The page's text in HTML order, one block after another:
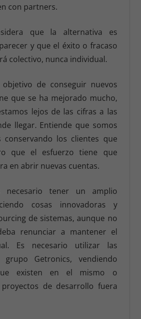
con partners.
que la alternativa es
y que el éxito o fracaso
colectivo, nunca individual.
de conseguir nuevos
que se ha mejorado mucho,
lejos de las cifras a las
llegar. Entiende que somos
conservando los clientes que
que el esfuerzo tiene que
en abrir nuevas cuentas.
necesario tener un amplio
cosas innovadoras y
de sistemas, aunque no
renunciar a mantener el
Es necesario utilizar las
grupo Getronics, vendiendo
existen en el mismo o
proyectos de desarrollo fuera